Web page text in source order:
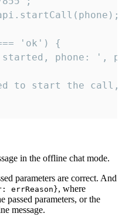
'ok') {
phone: ',
to start the
in the offline chat mode.
parameters are correct. And
, where
passed parameters, or the
message.